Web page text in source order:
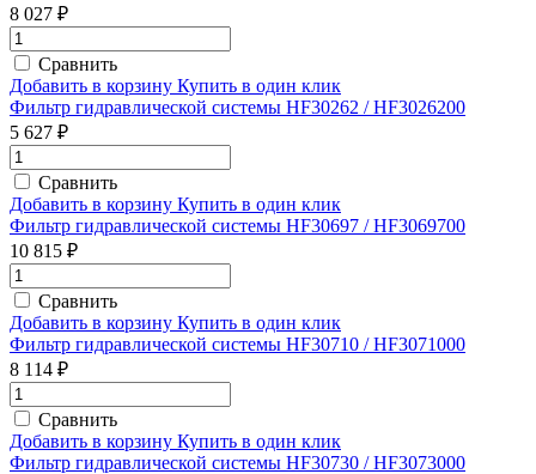
8 027 ₽
Сравнить
Добавить в корзину Купить в один клик
Фильтр гидравлической системы HF30262 / HF3026200
5 627 ₽
Сравнить
Добавить в корзину Купить в один клик
Фильтр гидравлической системы HF30697 / HF3069700
10 815 ₽
Сравнить
Добавить в корзину Купить в один клик
Фильтр гидравлической системы HF30710 / HF3071000
8 114 ₽
Сравнить
Добавить в корзину Купить в один клик
Фильтр гидравлической системы HF30730 / HF3073000